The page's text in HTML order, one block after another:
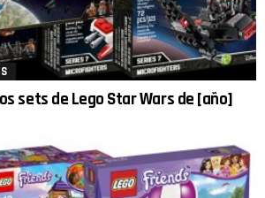
sets de Lego Star Wars de [año]